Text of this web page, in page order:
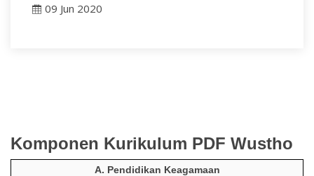
09 Jun 2020
Komponen Kurikulum PDF Wustho
A. Pendidikan Keagamaan